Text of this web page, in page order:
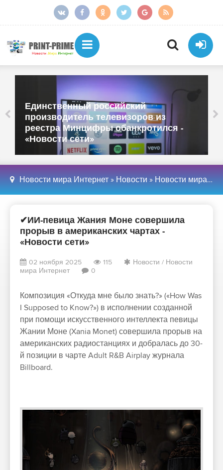
Единственный российский
производитель телевизоров из
реестра Минцифры обанкротился -
«Новости сети»
Новости мира Интернет » Новости » Новости мира Интернет
✔ИИ-певица Жания Моне совершила
прорыв в американских чартах -
«Новости сети»
02 ноября 2025 115 Новости / Новости
мира Интернет
0
Композиция «Откуда мне было знать?» («How Was
I Supposed to Know?») в исполнении созданной
при помощи искусственного интеллекта певицы
Жании Моне (Xania Monet) совершила прорыв на
американских радиостанциях и добралась до 30-
й позиции в чарте Adult R&B Airplay журнала
Billboard.